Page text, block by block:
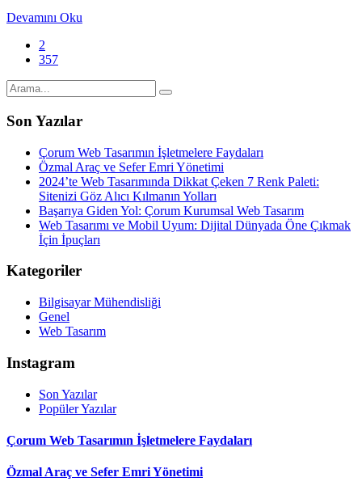
Devamını Oku
2
357
Son Yazılar
Çorum Web Tasarımın İşletmelere Faydaları
Özmal Araç ve Sefer Emri Yönetimi
2024’te Web Tasarımında Dikkat Çeken 7 Renk Paleti:
Sitenizi Göz Alıcı Kılmanın Yolları
Başarıya Giden Yol: Çorum Kurumsal Web Tasarım
Web Tasarımı ve Mobil Uyum: Dijital Dünyada Öne Çıkmak
İçin İpuçları
Kategoriler
Bilgisayar Mühendisliği
Genel
Web Tasarım
Instagram
Son Yazılar
Popüler Yazılar
Çorum Web Tasarımın İşletmelere Faydaları
Özmal Araç ve Sefer Emri Yönetimi